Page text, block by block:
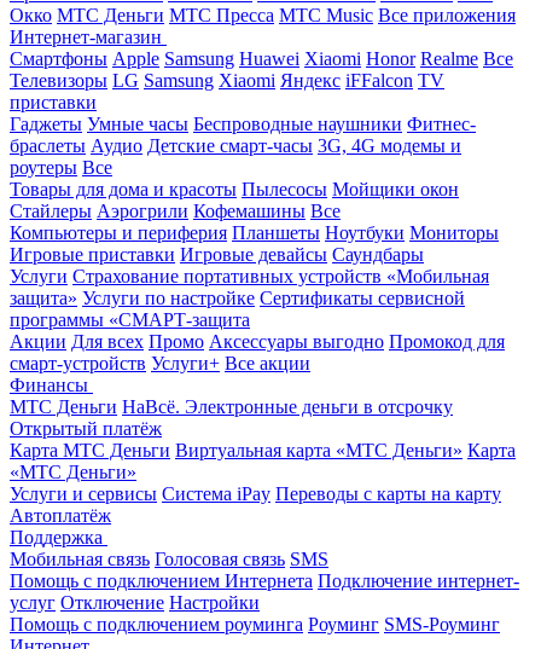
Окко МТС Деньги МТС Пресса МТС Music Все приложения
Интернет-магазин
Смартфоны Apple Samsung Huawei Xiaomi Honor Realme Все
Телевизоры LG Samsung Xiaomi Яндекс iFFalcon TV
приставки
Гаджеты Умные часы Беспроводные наушники Фитнес-
браслеты Аудио Детские смарт-часы 3G, 4G модемы и
роутеры Все
Товары для дома и красоты Пылесосы Мойщики окон
Стайлеры Аэрогрили Кофемашины Все
Компьютеры и периферия Планшеты Ноутбуки Мониторы
Игровые приставки Игровые девайсы Саундбары
Услуги Страхование портативных устройств «Мобильная
защита» Услуги по настройке Сертификаты сервисной
программы «СМАРТ-защита
Акции Для всех Промо Аксессуары выгодно Промокод для
смарт-устройств Услуги+ Все акции
Финансы
МТС Деньги НаВсё. Электронные деньги в отсрочку
Открытый платёж
Карта МТС Деньги Виртуальная карта «МТС Деньги» Карта
«МТС Деньги»
Услуги и сервисы Система iPay Переводы с карты на карту
Автоплатёж
Поддержка
Мобильная связь Голосовая связь SMS
Помощь с подключением Интернета Подключение интернет-
услуг Отключение Настройки
Помощь с подключением роуминга Роуминг SMS-Роуминг